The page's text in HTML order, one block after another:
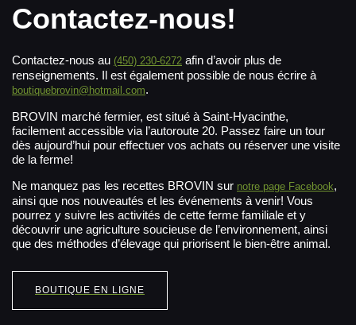
Contactez-nous!
Contactez-nous au (450) 230-6272 afin d’avoir plus de
renseignements. Il est également possible de nous écrire à
boutiquebrovin@hotmail.com.
BROVIN marché fermier, est situé à Saint-Hyacinthe,
facilement accessible via l’autoroute 20. Passez faire un tour
dès aujourd’hui pour effectuer vos achats ou réserver une visite
de la ferme!
Ne manquez pas les recettes BROVIN sur notre page Facebook,
ainsi que nos nouveautés et les événements à venir! Vous
pourrez y suivre les activités de cette ferme familiale et y
découvrir une agriculture soucieuse de l’environnement, ainsi
que des méthodes d’élevage qui priorisent le bien-être animal.
BOUTIQUE EN LIGNE